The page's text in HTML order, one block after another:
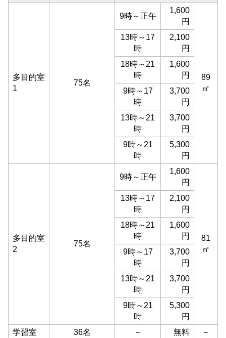
多目的室
1
75名
9時～正午
1,600
円
89
㎡
13時～17
時
2,100
円
18時～21
時
1,600
円
9時～17
時
3,700
円
13時～21
時
3,700
円
9時～21
時
5,300
円
多目的室
2
75名
9時～正午
1,600
円
81
㎡
13時～17
時
2,100
円
18時～21
時
1,600
円
9時～17
時
3,700
円
13時～21
時
3,700
円
9時～21
時
5,300
円
学習室
36名 － 無料 －